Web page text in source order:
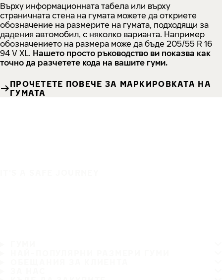
Върху информационната табела или върху
страничната стена на гумата можете да откриете
обозначение на размерите на гумата, подходящи за
дадения автомобил, с няколко варианта. Например
обозначението на размера може да бъде 205/55 R 16
94 V XL. Нашето просто ръководство ви показва как
точно да разчетете кода на вашите гуми.
ПРОЧЕТЕТЕ ПОВЕЧЕ ЗА МАРКИРОВКАТА НА
ГУМАТА